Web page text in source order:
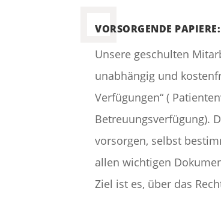
VORSORGENDE PAPIERE:
Unsere geschulten
unabhängig und
Verfügungen“ (
Betreuungsverfügung).
vorsorgen, selbst
allen wichtigen
Ziel ist es, über das